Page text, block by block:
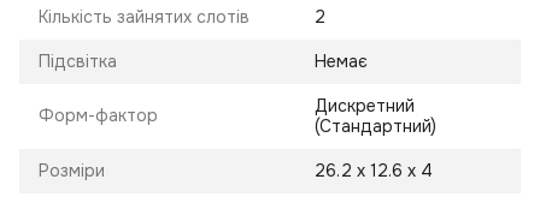
Кількість зайнятих слотів 2
Підсвітка Немає
Форм-фактор
Дискретний
(Стандартний)
Розміри 26.2 х 12.6 х 4